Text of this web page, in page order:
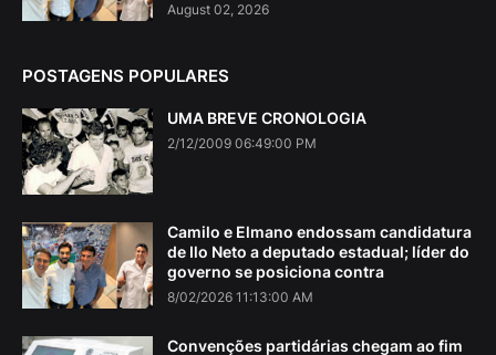
August 02, 2026
POSTAGENS POPULARES
UMA BREVE CRONOLOGIA
2/12/2009 06:49:00 PM
Camilo e Elmano endossam candidatura
de Ilo Neto a deputado estadual; líder do
governo se posiciona contra
8/02/2026 11:13:00 AM
Convenções partidárias chegam ao fim